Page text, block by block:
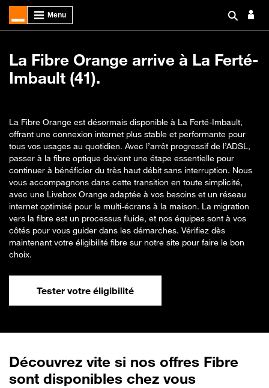
La Fibre Orange arrive à La Ferté-
Imbault (41).
La Fibre Orange est désormais disponible à La Ferté-Imbault,
offrant une connexion internet plus stable et performante pour
tous vos usages au quotidien. Avec l’arrêt progressif de l’ADSL,
passer à la fibre optique devient une étape essentielle pour
continuer à bénéficier du très haut débit sans interruption. Nous
vous accompagnons dans cette transition en toute simplicité,
avec une Livebox Orange adaptée à vos besoins et un réseau
internet optimisé pour le multi-écrans à la maison. La migration
vers la fibre est un processus fluide, et nos équipes sont à vos
côtés pour vous guider dans les démarches. Vérifiez dès
maintenant votre éligibilité fibre sur notre site pour faire le bon
choix.
Tester votre éligibilité
Découvrez vite si nos offres Fibre
sont disponibles chez vous